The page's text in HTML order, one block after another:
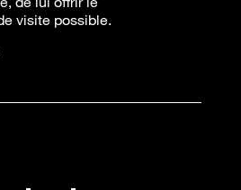
visite possible.